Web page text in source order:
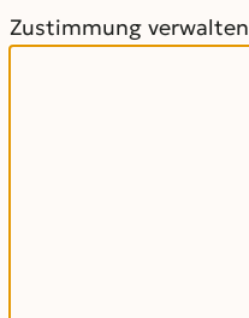
Zustimmung verwalten